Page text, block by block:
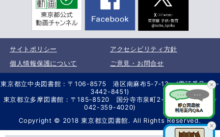
サイトポリシー
アクセシビリティ方針
個人情報保護について
ご意見・お問合せ
東京都立中央図書館：〒106-8575 港区南麻布5-7-13 (電話番号 03-
3442-8451)
東京都立多摩図書館：〒185-8520 国分寺市泉町2-2-26 (電話番号
042-359-4020)
Copyright © 2018 東京都立図書館. All Rights Reserved.